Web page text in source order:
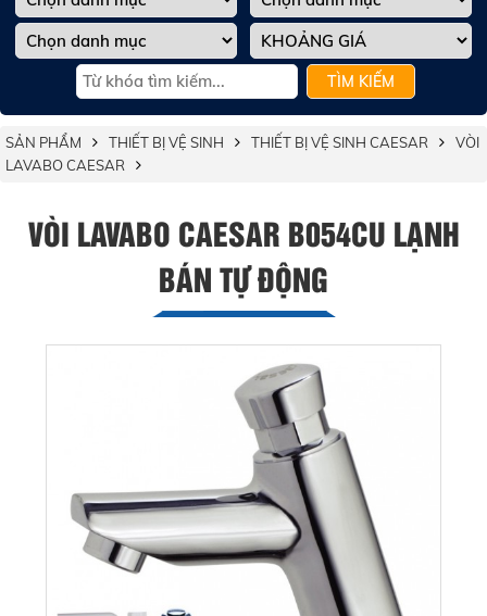
TÌM KIẾM
SẢN PHẨM THIẾT BỊ VỆ SINH THIẾT BỊ VỆ SINH CAESAR
VÒI
LAVABO CAESAR
VÒI LAVABO CAESAR B054CU LẠNH
BÁN TỰ ĐỘNG